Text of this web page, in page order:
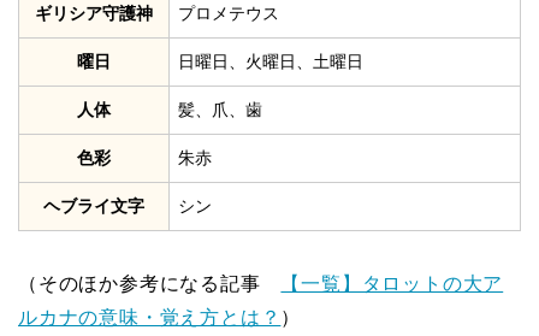
ギリシア守護神 プロメテウス
曜日 日曜日、火曜日、土曜日
人体 髪、爪、歯
色彩 朱赤
ヘブライ文字 シン
（そのほか参考になる記事
【一覧】タロットの大ア
ルカナの意味・覚え方とは？ ）